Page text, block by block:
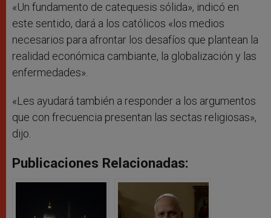
«Un fundamento de catequesis sólida», indicó en
este sentido, dará a los católicos «los medios
necesarios para afrontar los desafíos que plantean la
realidad económica cambiante, la globalización y las
enfermedades».
«Les ayudará también a responder a los argumentos
que con frecuencia presentan las sectas religiosas»,
dijo.
Publicaciones Relacionadas: